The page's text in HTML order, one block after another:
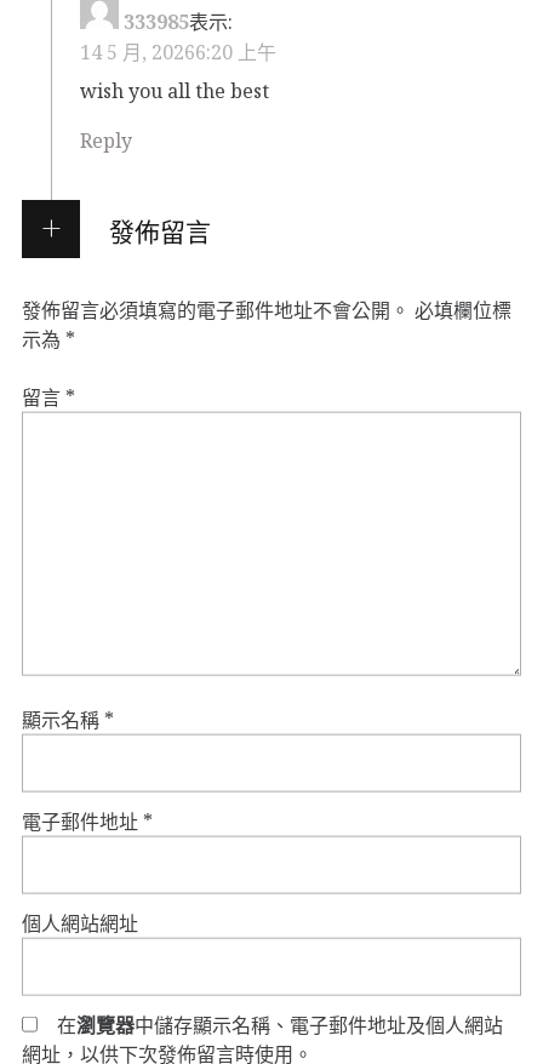
333985表示:
14 5 月, 20266:20 上午
wish you all the best
Reply
發佈留言
發佈留言必須填寫的電子郵件地址不會公開。 必填欄位標
示為 *
留言 *
顯示名稱 *
電子郵件地址 *
個人網站網址
在瀏覽器中儲存顯示名稱、電子郵件地址及個人網站
網址，以供下次發佈留言時使用。